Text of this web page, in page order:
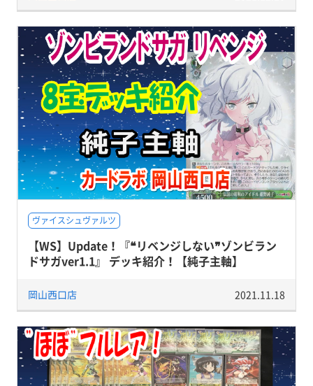
ヴァイスシュヴァルツ
【WS】Update！『❝リベンジしない❞ゾンビラン
ドサガver1.1』 デッキ紹介！【純子主軸】
岡山西口店 2021.11.18